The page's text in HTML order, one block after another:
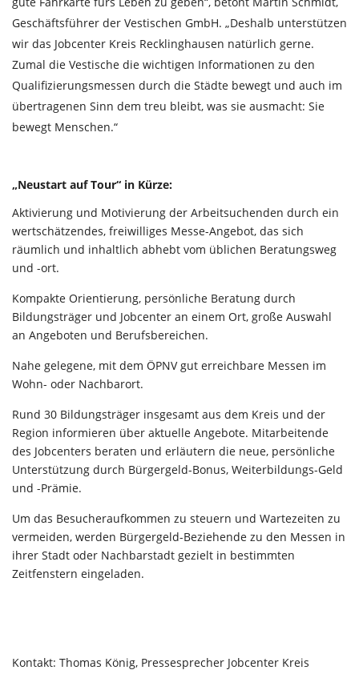
Geschäftsführer der Vestischen GmbH. „Deshalb unterstützen
wir das Jobcenter Kreis Recklinghausen natürlich gerne.
Zumal die Vestische die wichtigen Informationen zu den
Qualifizierungsmessen durch die Städte bewegt und auch im
übertragenen Sinn dem treu bleibt, was sie ausmacht: Sie
bewegt Menschen.“
„Neustart auf Tour“ in Kürze:
Aktivierung und Motivierung der Arbeitsuchenden durch ein
wertschätzendes, freiwilliges Messe-Angebot, das sich
räumlich und inhaltlich abhebt vom üblichen Beratungsweg
und -ort.
Kompakte Orientierung, persönliche Beratung durch
Bildungsträger und Jobcenter an einem Ort, große Auswahl
an Angeboten und Berufsbereichen.
Nahe gelegene, mit dem ÖPNV gut erreichbare Messen im
Wohn- oder Nachbarort.
Rund 30 Bildungsträger insgesamt aus dem Kreis und der
Region informieren über aktuelle Angebote. Mitarbeitende
des Jobcenters beraten und erläutern die neue, persönliche
Unterstützung durch Bürgergeld-Bonus, Weiterbildungs-Geld
und -Prämie.
Um das Besucheraufkommen zu steuern und Wartezeiten zu
vermeiden, werden Bürgergeld-Beziehende zu den Messen in
ihrer Stadt oder Nachbarstadt gezielt in bestimmten
Zeitfenstern eingeladen.
Kontakt: Thomas König, Pressesprecher Jobcenter Kreis